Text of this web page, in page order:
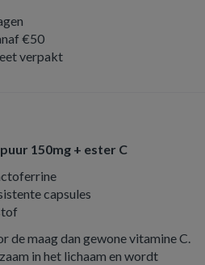
€50
verpakt
150mg + ester C
capsules
de maag dan gewone vitamine C.
in het lichaam en wordt